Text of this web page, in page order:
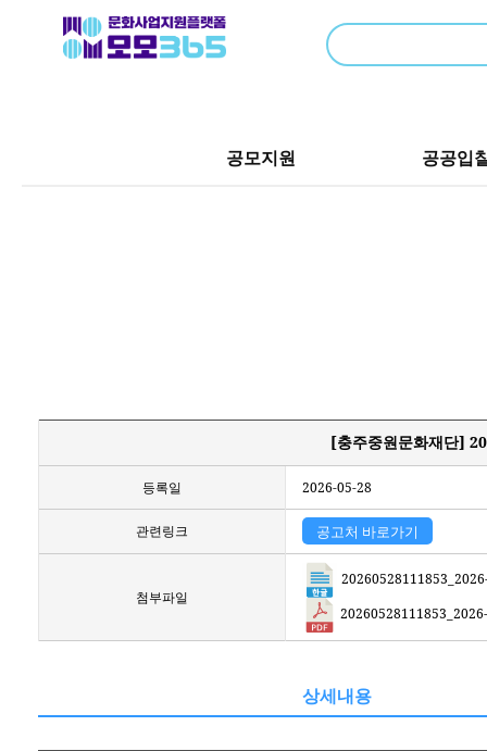
공모지원 공공입
[충주중원문화재단]
등록일 2026-05-28
관련링크 공고처 바로가기
첨부파일
상세내용